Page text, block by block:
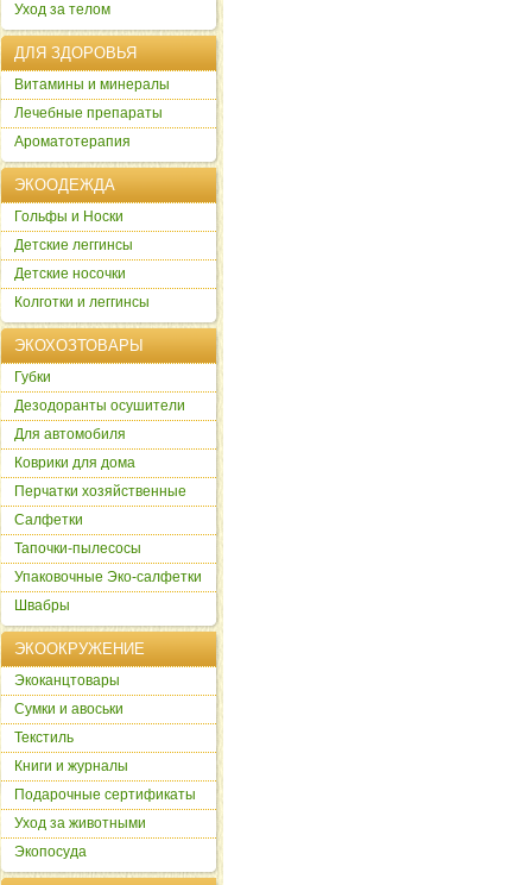
Уход за телом
ДЛЯ ЗДОРОВЬЯ
Витамины и минералы
Лечебные препараты
Ароматотерапия
ЭКООДЕЖДА
Гольфы и Носки
Детские леггинсы
Детские носочки
Колготки и леггинсы
ЭКОХОЗТОВАРЫ
Губки
Дезодоранты осушители
Для автомобиля
Коврики для дома
Перчатки хозяйственные
Салфетки
Тапочки-пылесосы
Упаковочные Эко-салфетки
Швабры
ЭКООКРУЖЕНИЕ
Экоканцтовары
Сумки и авоськи
Текстиль
Книги и журналы
Подарочные сертификаты
Уход за животными
Экопосуда